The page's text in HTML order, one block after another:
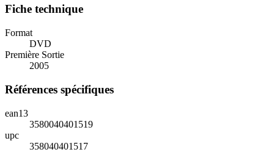
Fiche technique
Format
DVD
Première Sortie
2005
Références spécifiques
ean13
3580040401519
upc
358040401517